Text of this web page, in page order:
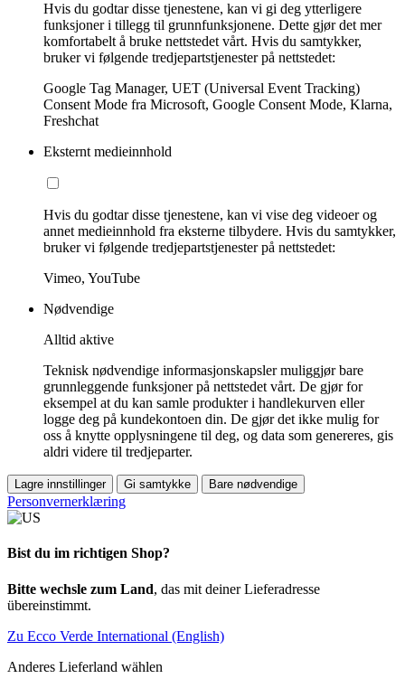
Hvis du godtar disse tjenestene, kan vi gi deg ytterligere
funksjoner i tillegg til grunnfunksjonene. Dette gjør det mer
komfortabelt å bruke nettstedet vårt. Hvis du samtykker,
bruker vi følgende tredjepartstjenester på nettstedet:
Google Tag Manager, UET (Universal Event Tracking)
Consent Mode fra Microsoft, Google Consent Mode, Klarna,
Freshchat
Eksternt medieinnhold
Hvis du godtar disse tjenestene, kan vi vise deg videoer og
annet medieinnhold fra eksterne tilbydere. Hvis du samtykker,
bruker vi følgende tredjepartstjenester på nettstedet:
Vimeo, YouTube
Nødvendige
Alltid aktive
Teknisk nødvendige informasjonskapsler muliggjør bare
grunnleggende funksjoner på nettstedet vårt. De gjør for
eksempel at du kan samle produkter i handlekurven eller
logge deg på kundekontoen din. De gjør det ikke mulig for
oss å knytte opplysningene til deg, og data som genereres, gis
aldri videre til tredjeparter.
Lagre innstillinger Gi samtykke Bare nødvendige
Personvernerklæring
Bist du im richtigen Shop?
Bitte wechsle zum Land, das mit deiner Lieferadresse
übereinstimmt.
Zu Ecco Verde International (English)
Anderes Lieferland wählen